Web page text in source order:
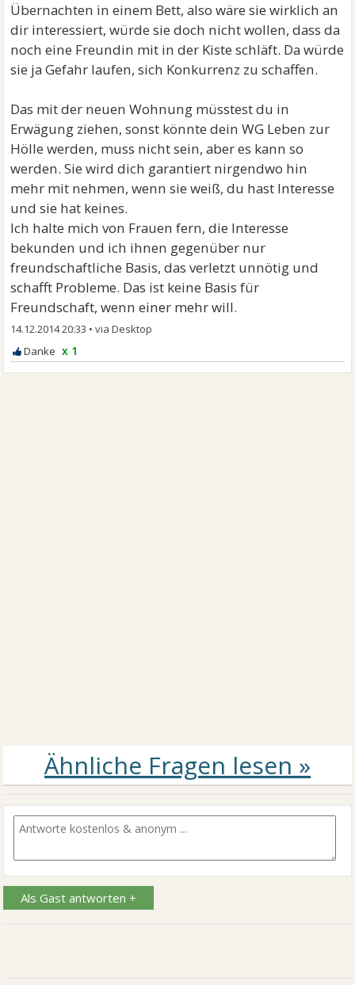
Übernachten in einem Bett, also wäre sie wirklich an
dir interessiert, würde sie doch nicht wollen, dass da
noch eine Freundin mit in der Kiste schläft. Da würde
sie ja Gefahr laufen, sich Konkurrenz zu schaffen.
Das mit der neuen Wohnung müsstest du in
Erwägung ziehen, sonst könnte dein WG Leben zur
Hölle werden, muss nicht sein, aber es kann so
werden. Sie wird dich garantiert nirgendwo hin
mehr mit nehmen, wenn sie weiß, du hast Interesse
und sie hat keines.
Ich halte mich von Frauen fern, die Interesse
bekunden und ich ihnen gegenüber nur
freundschaftliche Basis, das verletzt unnötig und
schafft Probleme. Das ist keine Basis für
Freundschaft, wenn einer mehr will.
14.12.2014 20:33 •
x 1
Als Gast antworten +